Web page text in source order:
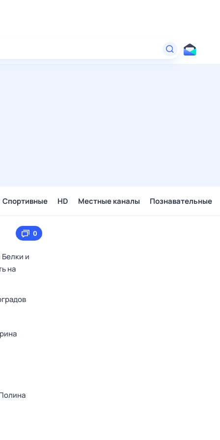
Спортивные HD Местные каналы Познавательные
0
и
на